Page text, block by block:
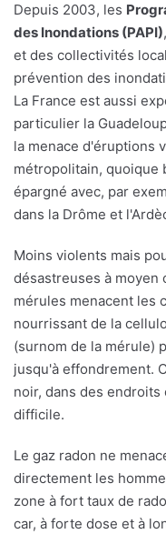
Depuis 2003, les
des Inondations (PAPI)
et des collectivités
prévention des
La France est aussi
particulier la
la menace d'éruptions
métropolitain, quoique
épargné avec, par
dans la Drôme et
Moins violents mais
désastreuses à moyen
mérules menacent les
nourrissant de la
(surnom de la mérule)
jusqu'à effondrement.
noir, dans des
difficile.
Le gaz radon ne
directement les
zone à fort taux de
car, à forte dose et à